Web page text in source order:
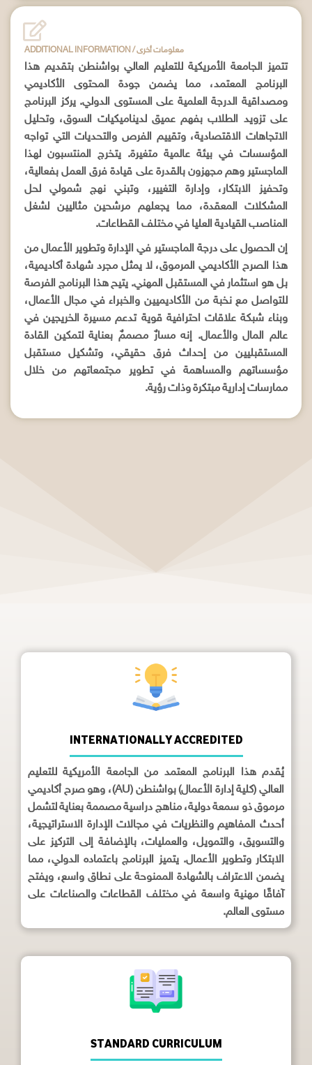
ADDITIONAL INFORMATION / معلومات أخرى
تتميز الجامعة الأمريكية للتعليم العالي بواشنطن بتقديم هذا
البرنامج المعتمد، مما يضمن جودة المحتوى الأكاديمي
ومصداقية الدرجة العلمية على المستوى الدولي. يركز البرنامج
على تزويد الطلاب بفهم عميق لديناميكيات السوق، وتحليل
الاتجاهات الاقتصادية، وتقييم الفرص والتحديات التي تواجه
المؤسسات في بيئة عالمية متغيرة. يتخرج المنتسبون لهذا
الماجستير وهم مجهزون بالقدرة على قيادة فرق العمل بفعالية،
وتحفيز الابتكار، وإدارة التغيير، وتبني نهج شمولي لحل
المشكلات المعقدة، مما يجعلهم مرشحين مثاليين لشغل
المناصب القيادية العليا في مختلف القطاعات.
إن الحصول على درجة الماجستير في الإدارة وتطوير الأعمال من
هذا الصرح الأكاديمي المرموق، لا يمثل مجرد شهادة أكاديمية،
بل هو استثمار في المستقبل المهني. يتيح هذا البرنامج الفرصة
للتواصل مع نخبة من الأكاديميين والخبراء في مجال الأعمال،
وبناء شبكة علاقات احترافية قوية تدعم مسيرة الخريجين في
عالم المال والأعمال. إنه مسارٌ مصممٌ بعناية لتمكين القادة
المستقبليين من إحداث فرق حقيقي، وتشكيل مستقبل
مؤسساتهم والمساهمة في تطوير مجتمعاتهم من خلال
ممارسات إدارية مبتكرة وذات رؤية.
INTERNATIONALLY ACCREDITED
يُقدم هذا البرنامج المعتمد من الجامعة الأمريكية للتعليم
العالي (كلية إدارة الأعمال) بواشنطن (AU)، وهو صرح أكاديمي
مرموق ذو سمعة دولية، مناهج دراسية مصممة بعناية لتشمل
أحدث المفاهيم والنظريات في مجالات الإدارة الاستراتيجية،
والتسويق، والتمويل، والعمليات، بالإضافة إلى التركيز على
الابتكار وتطوير الأعمال. يتميز البرنامج باعتماده الدولي، مما
يضمن الاعتراف بالشهادة الممنوحة على نطاق واسع، ويفتح
آفاقًا مهنية واسعة في مختلف القطاعات والصناعات على
مستوى العالم.
STANDARD CURRICULUM